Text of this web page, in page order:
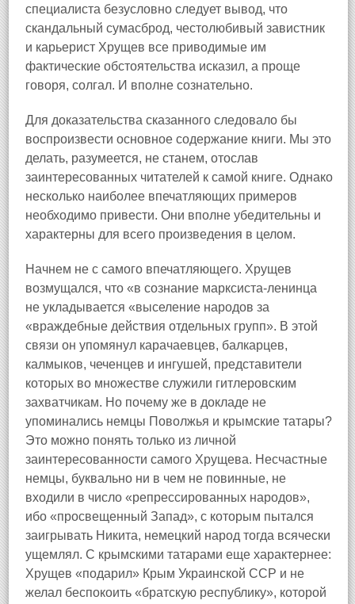
специалиста безусловно следует вывод, что
скандальный сумасброд, честолюбивый завистник
и карьерист Хрущев все приводимые им
фактические обстоятельства исказил, а проще
говоря, солгал. И вполне сознательно.
Для доказательства сказанного следовало бы
воспроизвести основное содержание книги. Мы это
делать, разумеется, не станем, отослав
заинтересованных читателей к самой книге. Однако
несколько наиболее впечатляющих примеров
необходимо привести. Они вполне убедительны и
характерны для всего произведения в целом.
Начнем не с самого впечатляющего. Хрущев
возмущался, что «в сознание марксиста‑ленинца
не укладывается «выселение народов за
«враждебные действия отдельных групп». В этой
связи он упомянул карачаевцев, балкарцев,
калмыков, чеченцев и ингушей, представители
которых во множестве служили гитлеровским
захватчикам. Но почему же в докладе не
упоминались немцы Поволжья и крымские татары?
Это можно понять только из личной
заинтересованности самого Хрущева. Несчастные
немцы, буквально ни в чем не повинные, не
входили в число «репрессированных народов»,
ибо «просвещенный Запад», с которым пытался
заигрывать Никита, немецкий народ тогда всячески
ущемлял. С крымскими татарами еще характернее:
Хрущев «подарил» Крым Украинской ССР и не
желал беспокоить «братскую республику», которой